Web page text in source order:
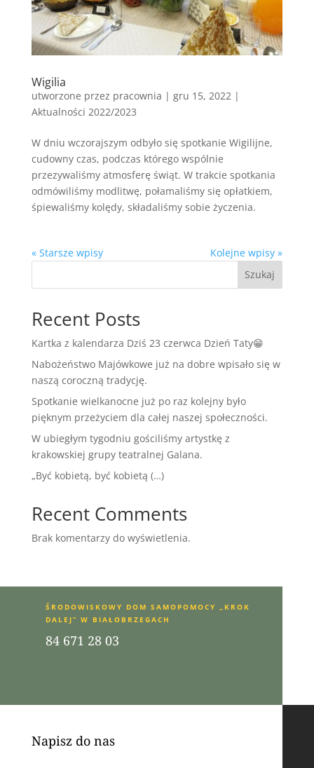
Wigilia
utworzone przez pracownia | gru 15, 2022 |
Aktualności 2022/2023
W dniu wczorajszym odbyło się spotkanie Wigilijne,
cudowny czas, podczas którego wspólnie
przezywaliśmy atmosferę świąt. W trakcie spotkania
odmówiliśmy modlitwę, połamaliśmy się opłatkiem,
śpiewaliśmy kolędy, składaliśmy sobie życzenia.
« Starsze wpisy
Kolejne wpisy »
Szukaj
Recent Posts
Kartka z kalendarza Dziś 23 czerwca Dzień Taty😁
Nabożeństwo Majówkowe już na dobre wpisało się w
naszą coroczną tradycję.
Spotkanie wielkanocne już po raz kolejny było
pięknym przeżyciem dla całej naszej społeczności.
W ubiegłym tygodniu gościliśmy artystkę z
krakowskiej grupy teatralnej Galana.
„Być kobietą, być kobietą (…)
Recent Comments
Brak komentarzy do wyświetlenia.
ŚRODOWISKOWY DOM SAMOPOMOCY „KROK
DALEJ” W BIAŁOBRZEGACH
84 671 28 03
Napisz do nas